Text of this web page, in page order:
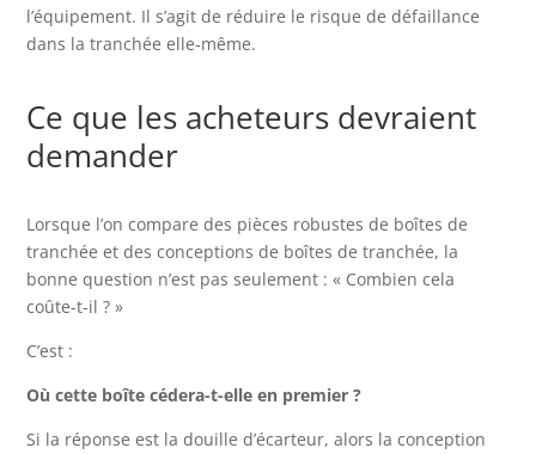
l’équipement. Il s’agit de réduire le risque de défaillance
dans la tranchée elle-même.
Ce que les acheteurs devraient
demander
Lorsque l’on compare des pièces robustes de boîtes de
tranchée et des conceptions de boîtes de tranchée, la
bonne question n’est pas seulement : « Combien cela
coûte-t-il ? »
C’est :
Où cette boîte cédera-t-elle en premier ?
Si la réponse est la douille d’écarteur, alors la conception